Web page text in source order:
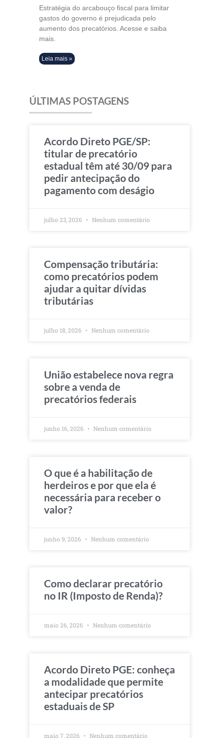
Estratégia do arcabouço fiscal para limitar
gastos do governo é prejudicada pelo
aumento dos precatórios. Acesse e saiba
mais.
Leia mais »
ÚLTIMAS POSTAGENS
Acordo Direto PGE/SP:
titular de precatório
estadual têm até 30/09 para
pedir antecipação do
pagamento com deságio
julho 23, 2026 Nenhum comentário
Compensação tributária:
como precatórios podem
ajudar a quitar dívidas
tributárias
julho 18, 2026 Nenhum comentário
União estabelece nova regra
sobre a venda de
precatórios federais
junho 16, 2026 Nenhum comentário
O que é a habilitação de
herdeiros e por que ela é
necessária para receber o
valor?
junho 9, 2026 Nenhum comentário
Como declarar precatório
no IR (Imposto de Renda)?
maio 26, 2026 Nenhum comentário
Acordo Direto PGE: conheça
a modalidade que permite
antecipar precatórios
estaduais de SP
maio 7, 2026 Nenhum comentário